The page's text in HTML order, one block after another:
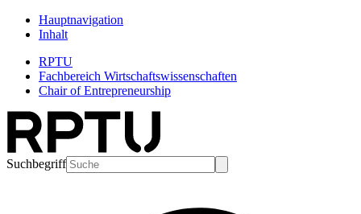
Hauptnavigation
Inhalt
RPTU
Fachbereich Wirtschaftswissenschaften
Chair of Entrepreneurship
Suchbegriff